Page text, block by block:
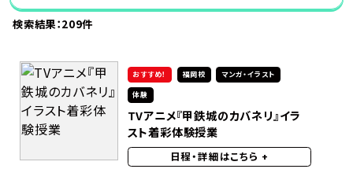
検索結果：209件
おすすめ！ 福岡校
マンガ・イラスト
体験
TVアニメ『甲鉄城のカバネリ』イラ
スト着彩体験授業
日程・詳細はこちら +